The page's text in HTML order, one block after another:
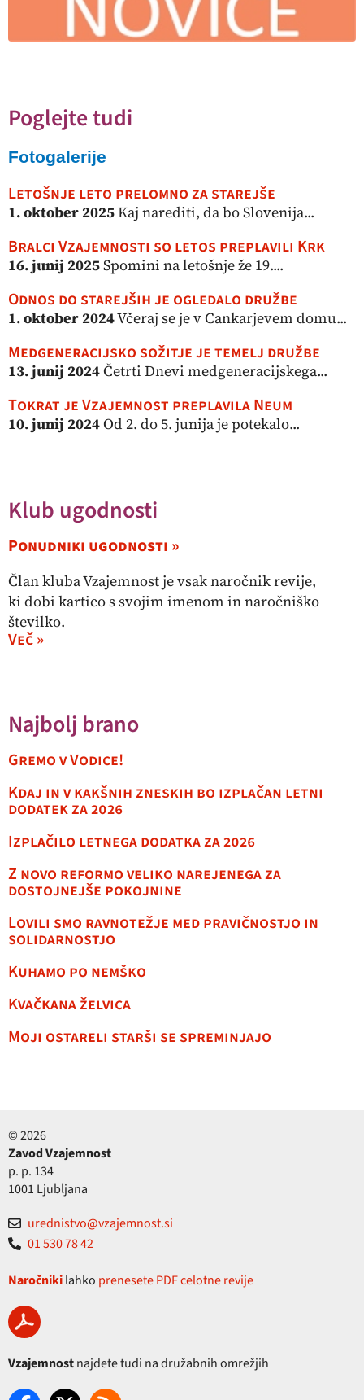
Poglejte tudi
Fotogalerije
Letošnje leto prelomno za starejše
1. oktober 2025Kaj narediti, da bo Slovenija...
Bralci Vzajemnosti so letos preplavili Krk
16. junij 2025Spomini na letošnje že 19....
Odnos do starejših je ogledalo družbe
1. oktober 2024Včeraj se je v Cankarjevem domu...
Medgeneracijsko sožitje je temelj družbe
13. junij 2024Četrti Dnevi medgeneracijskega...
Tokrat je Vzajemnost preplavila Neum
10. junij 2024Od 2. do 5. junija je potekalo...
Klub ugodnosti
Ponudniki ugodnosti »
Član kluba Vzajemnost je vsak naročnik revije,
ki dobi kartico s svojim imenom in naročniško
številko.
Več »
Najbolj brano
Gremo v Vodice!
Kdaj in v kakšnih zneskih bo izplačan letni
dodatek za 2026
Izplačilo letnega dodatka za 2026
Z novo reformo veliko narejenega za
dostojnejše pokojnine
Lovili smo ravnotežje med pravičnostjo in
solidarnostjo
Kuhamo po nemško
Kvačkana želvica
Moji ostareli starši se spreminjajo
© 2026
Zavod Vzajemnost
p. p. 134
1001 Ljubljana
urednistvo@vzajemnost.si
01 530 78 42
Naročnikilahko prenesete PDF celotne revije
Vzajemnostnajdete tudi na družabnih omrežjih